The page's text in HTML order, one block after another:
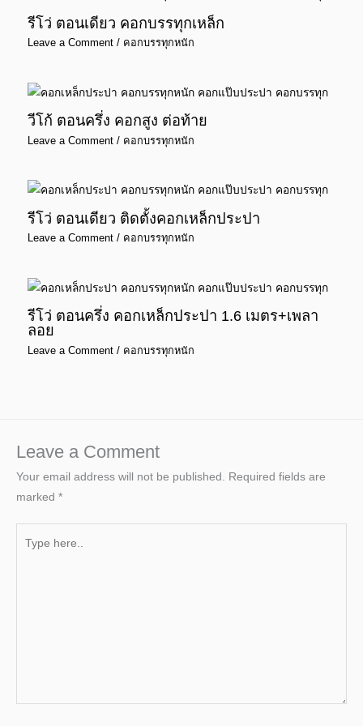
รีโว่ ตอนเดียว คอกบรรทุกเหล็ก
Leave a Comment / คอกบรรทุกหนัก
วีโก้ ตอนครึ่ง คอกสูง ต่อท้าย
Leave a Comment / คอกบรรทุกหนัก
รีโว่ ตอนเดียว ติดตั้งคอกเหล็กประปา
Leave a Comment / คอกบรรทุกหนัก
รีโว่ ตอนครึ่ง คอกเหล็กประปา 1.6 เมตร+เพลา
ลอย
Leave a Comment / คอกบรรทุกหนัก
Leave a Comment
Your email address will not be published.
Required fields are
marked *
here..